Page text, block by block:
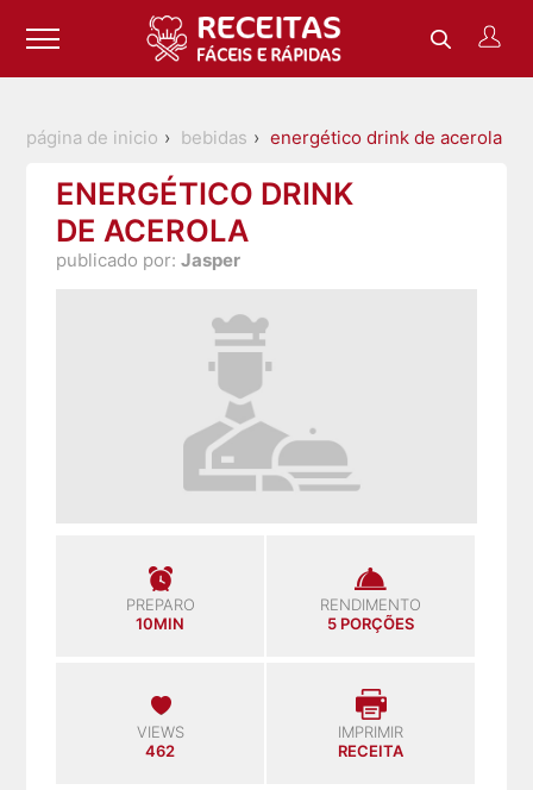
página de inicio bebidas energético drink de acerola
ENERGÉTICO DRINK
DE ACEROLA
publicado por:Jasper
PREPARO
10MIN
RENDIMENTO
5 PORÇÕES
VIEWS
462
IMPRIMIR
RECEITA